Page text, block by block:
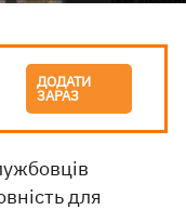
ДОДАТИ
ЗАРАЗ
для